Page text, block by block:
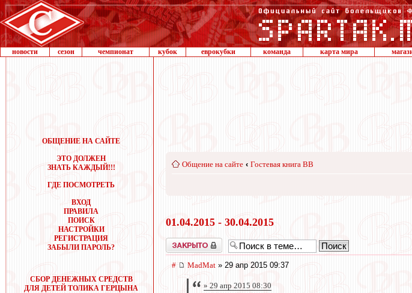
новости сезон чемпионат кубок еврокубки команда карта мира
ОБЩЕНИЕ НА САЙТЕ
ЭТО ДОЛЖЕН
ЗНАТЬ КАЖДЫЙ!!!
ГДЕ ПОСМОТРЕТЬ
ВХОД
ПРАВИЛА
ПОИСК
НАСТРОЙКИ
РЕГИСТРАЦИЯ
ЗАБЫЛИ ПАРОЛЬ?
СБОР ДЕНЕЖНЫХ СРЕДСТВ
ДЛЯ ДЕТЕЙ ТОЛИКА ГЕРЦЫНА
Общение на сайте ‹ Гостевая книга ВВ
01.04.2015 - 30.04.2015
Закрыто
# MadMat » 29 апр 2015 09:37
» 29 апр 2015 08:30